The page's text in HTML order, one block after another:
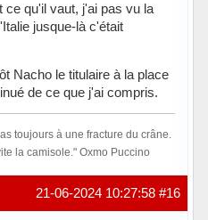
ce qu'il vaut, j'ai pas vu la
jusque-là c'était
Nacho le titulaire à la place
de ce que j'ai compris.
toujours à une fracture du crâne.
la camisole." Oxmo Puccino
#16
21-06-2024 10:27:58